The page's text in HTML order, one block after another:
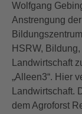
Wolfgang
Anstrengung
HSRW,
Landwirtschaft
„Alleen3“. Hier
Landwirtschaft.
dem Agroforst